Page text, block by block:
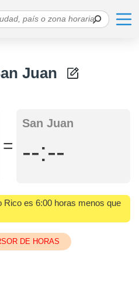
Juan
=
San Juan
--:--
Rico es 6:00 horas menos que
DE HORAS